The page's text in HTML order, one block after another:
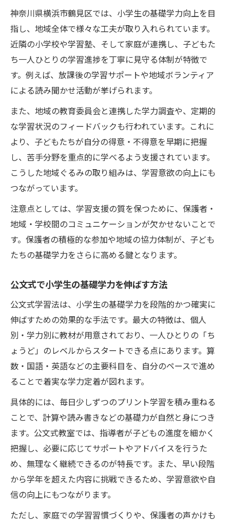
自信を育てる公文式と基礎学力の関係
進捗管理に強い公文式の活用ポイント
小学生基礎学力の進捗を可視化する方法
公文式で進捗管理を徹底する学習法
家庭でできる小学生基礎学力の進捗確認
進捗データを活かした基礎学力サポート術
小学生の基礎学力向上と進捗管理のコツ
成績アップを目指す家庭での学び方
小学生基礎学力を家庭で伸ばす工夫
公文式を活かした家庭学習の実践ポイント
親子で取り組む基礎学力アップの習慣作り
忙しい家庭でもできる学力向上サポート
小学生の基礎学力を家庭で見守る方法
家庭で小学生基礎学力を見守るコツ
子どもの基礎学力進捗を把握する習慣
親ができる小学生基礎学力のチェック方法
家庭での声かけが小学生基礎学力に効果的
自ら学ぶ力を育てる公文式実践ガイド
小学生基礎学力と自主学習力の養い方
公文式が小学生に与える学ぶ意欲の変化
小学生が自ら学ぶための環境作りの工夫
公文式で育つ基礎学力と学習の自立性
神奈川県横浜市鶴見区では、小学生の基礎学力向上を目
指し、地域全体で様々な工夫が取り入れられています。
近隣の小学校や学習塾、そして家庭が連携し、子どもた
ち一人ひとりの学習進捗を丁寧に見守る体制が特徴で
す。例えば、放課後の学習サポートや地域ボランティア
による読み聞かせ活動が挙げられます。
また、地域の教育委員会と連携した学力調査や、定期的
な学習状況のフィードバックも行われています。これに
より、子どもたちが自分の得意・不得意を早期に把握
し、苦手分野を重点的に学べるよう支援されています。
こうした地域ぐるみの取り組みは、学習意欲の向上にも
つながっています。
注意点としては、学習支援の質を保つために、保護者・
地域・学校間のコミュニケーションが欠かせないことで
す。保護者の積極的な参加や地域の協力体制が、子ども
たちの基礎学力をさらに高める鍵となります。
公文式で小学生の基礎学力を伸ばす方法
公文式学習法は、小学生の基礎学力を段階的かつ確実に
伸ばすための効果的な手法です。最大の特徴は、個人
別・学力別に教材が用意されており、一人ひとりの「ち
ょうど」のレベルからスタートできる点にあります。算
数・国語・英語などの主要科目を、自分のペースで進め
ることで着実な学力定着が図れます。
具体的には、毎日少しずつのプリント学習を積み重ねる
ことで、計算や読み書きなどの基礎力が自然と身につき
ます。公文式教室では、指導者が子どもの進度を細かく
把握し、必要に応じてサポートやアドバイスを行うた
め、無理なく継続できるのが特長です。また、早い段階
から学年を超えた内容に挑戦できるため、学習意欲や自
信の向上にもつながります。
ただし、家庭での学習習慣づくりや、保護者の声かけも